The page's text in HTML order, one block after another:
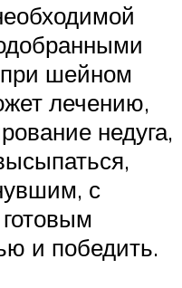
шейном
лечению,
недуга,
с
и победить.